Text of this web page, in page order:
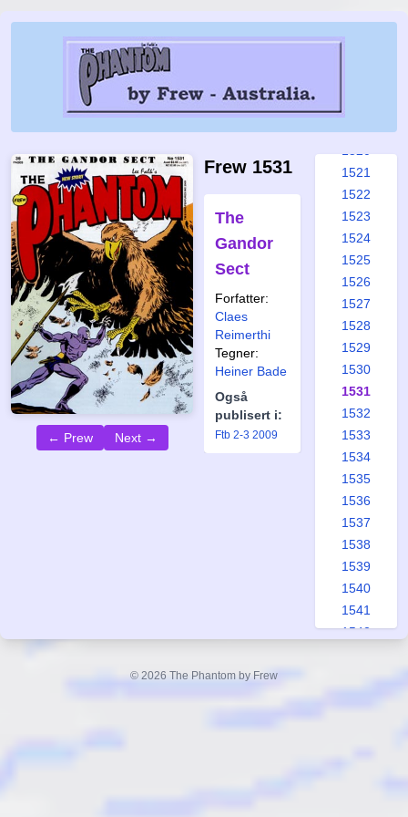
← Prew Next →
Frew 1531
The
Gandor
Sect
Forfatter:
Claes
Reimerthi
Tegner:
Heiner Bade
Også
publisert i:
Ftb 2-3 2009
1514
1515
1521
1522
1523
1524
1525
1526
1527
1528
1529
1530
1531
1532
1533
1534
1535
1536
1537
1538
1539
1540
1541
1542
© 2026 The Phantom by Frew